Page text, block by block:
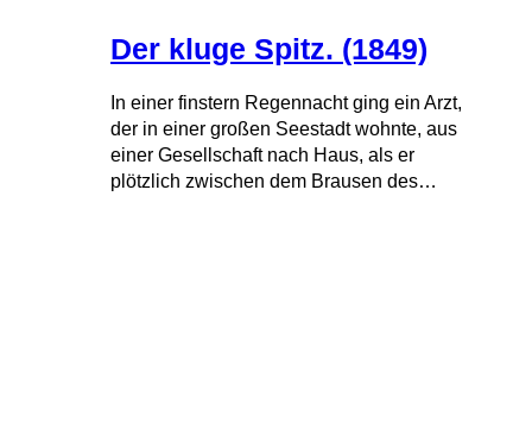
Der kluge Spitz. (1849)
In einer finstern Regennacht ging ein Arzt,
der in einer großen Seestadt wohnte, aus
einer Gesellschaft nach Haus, als er
plötzlich zwischen dem Brausen des…